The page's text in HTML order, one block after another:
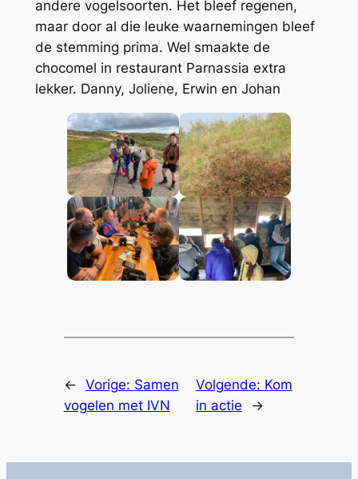
andere vogelsoorten. Het bleef regenen,
maar door al die leuke waarnemingen bleef
de stemming prima. Wel smaakte de
chocomel in restaurant Parnassia extra
lekker. Danny, Joliene, Erwin en Johan
← Vorige: Samen
vogelen met IVN
Volgende: Kom
in actie
→